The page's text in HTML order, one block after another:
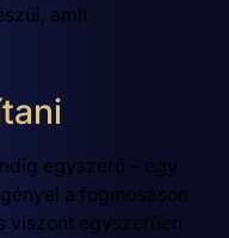
amit
egyszerű – egy
a fogmosáson
viszont egyszerűen